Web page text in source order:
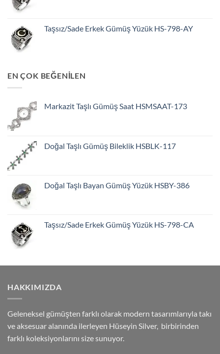
Taşsız/Sade Erkek Gümüş Yüzük HS-798-AY
EN ÇOK BEĞENİLEN
Markazit Taşlı Gümüş Saat HSMSAAT-173
Doğal Taşlı Gümüş Bileklik HSBLK-117
Doğal Taşlı Bayan Gümüş Yüzük HSBY-386
Taşsız/Sade Erkek Gümüş Yüzük HS-798-CA
HAKKIMIZDA
Geleneksel gümüşten farklı olarak modern tasarımlarıyla takı
ve aksesuar alanında ilerleyen Hüseyin Silver, birbirinden
farklı koleksiyonlarını size sunuyor.